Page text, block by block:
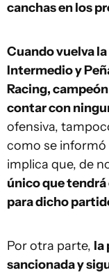
canchas en los
Cuando vuelva
Intermedio y
Racing,
contar con
ofensiva,
como se informó
implica que, de
único que tendrá
para dicho
Por otra parte, la
sancionada y